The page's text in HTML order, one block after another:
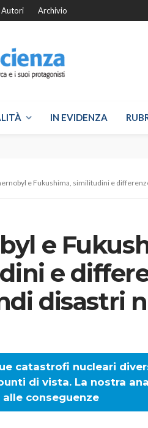
Autori Archivio
IN EVIDENZA
e Fukushima, similitudini e
e
e
disastri
catastrofi nucleari
di vista. La nostra
conseguenze